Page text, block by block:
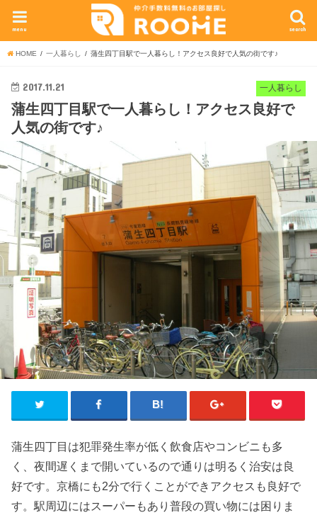
search
menu
HOME 一人暮らし 蒲生四丁目駅で一人暮らし！アクセス良好で人気の街です♪
一人暮らし
2017.11.21
蒲生四丁目駅で一人暮らし！アクセス良好で
人気の街です♪
蒲生四丁目は犯罪発生率が低く飲食店やコンビニも多
く、夜間遅くまで開いているので通りは明るく治安は良
好です。京橋にも2分で行くことができアクセスも良好で
す。駅周辺にはスーパーもあり普段の買い物には困りま